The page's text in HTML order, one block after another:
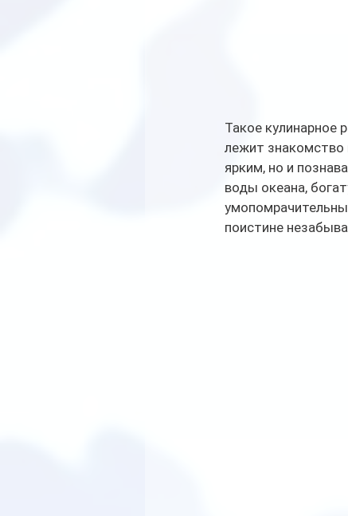
Такое кулинарное
лежит знакомство
ярким, но и
воды океана,
поистине